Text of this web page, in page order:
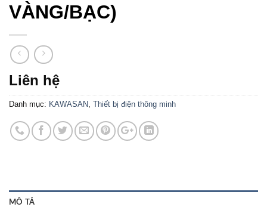
VÀNG/BẠC)
Liên hệ
Danh mục: KAWASAN, Thiết bị điện thông minh
MÔ TẢ